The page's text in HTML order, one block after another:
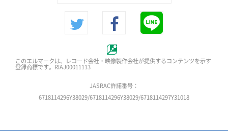
このエルマークは、レコード会社・映像製作会社が提供するコンテンツを示す
登録商標です。RIAJ00011113
JASRAC許諾番号：
6718114296Y38029/6718114296Y38029/6718114297Y31018